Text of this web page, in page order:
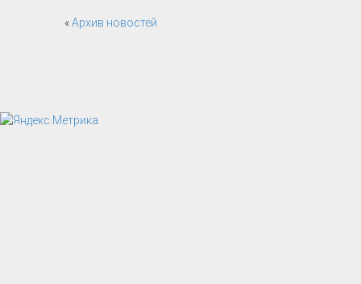
«Архив новостей